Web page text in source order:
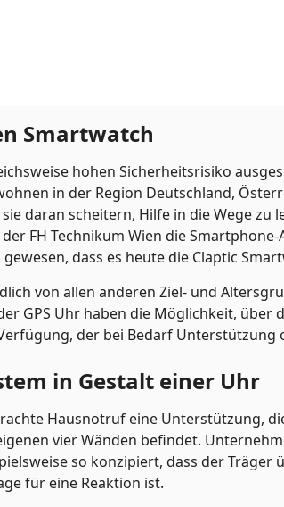
Smartwatch
hohen Sicherheitsrisiko
in der Region Deutschland,
daran scheitern, Hilfe in die Wege
FH Technikum Wien die Smartphone-
dass es heute die Claptic
von allen anderen Ziel- und
GPS Uhr haben die Möglichkeit,
der bei Bedarf Unterstützung
in Gestalt einer Uhr
Hausnotruf eine Unterstützung,
vier Wänden befindet.
so konzipiert, dass der
für eine Reaktion ist.